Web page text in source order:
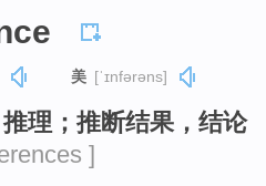
美 [ˈɪnfərəns]
理；推断结果，结论
]